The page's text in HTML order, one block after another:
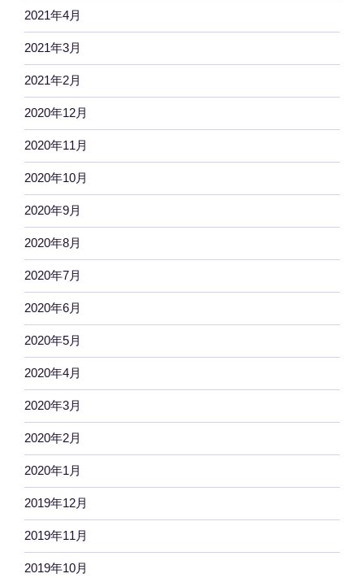
2021年4月
2021年3月
2021年2月
2020年12月
2020年11月
2020年10月
2020年9月
2020年8月
2020年7月
2020年6月
2020年5月
2020年4月
2020年3月
2020年2月
2020年1月
2019年12月
2019年11月
2019年10月